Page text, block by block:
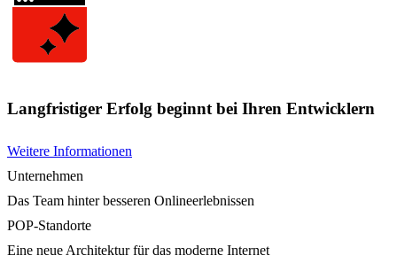
Langfristiger Erfolg beginnt bei Ihren Entwicklern
Weitere Informationen
Unternehmen
Das Team hinter besseren Onlineerlebnissen
POP-Standorte
Eine neue Architektur für das moderne Internet